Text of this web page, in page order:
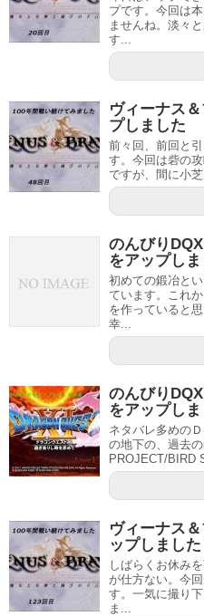
プです。今回は
ませんね。淡々
す...
ヴィーナス
プしました
前々回、前回と
す。今回は砦の
ですが、間に小
のんびり
をアップし
初めての鍛冶と
ています。これ
を作っていると
幸...
のんびり
をアップし
ネタバレ多めの
の地下の、過去
PROJECT/BIRD
ヴィーナス
ップしました
しばらくお休み
が仕方ない。今
す。一気に撮り
ま...